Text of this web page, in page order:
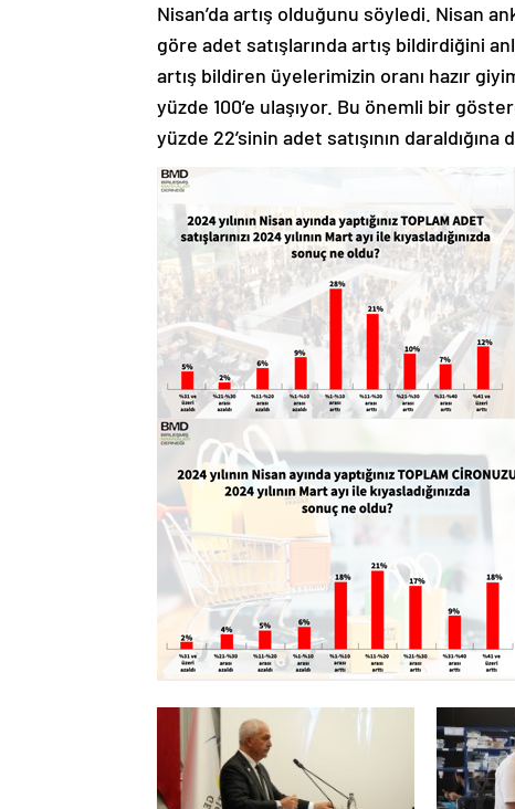
Nisan’da artış olduğunu söyledi. Nisan
göre adet satışlarında artış bildirdiğini
artış bildiren üyelerimizin oranı hazır
yüzde 100’e ulaşıyor. Bu önemli bir
yüzde 22’sinin adet satışının